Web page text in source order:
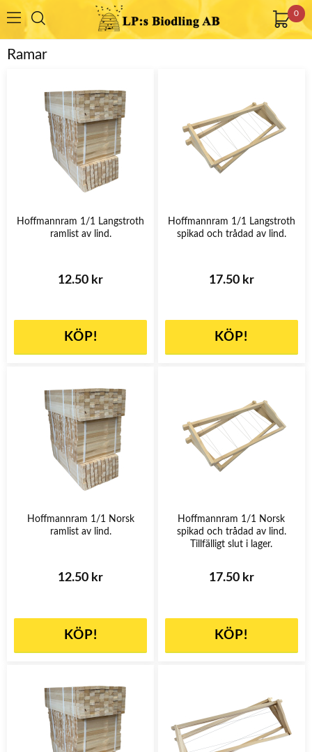
0
Ramar
Hoffmannram 1/1 Langstroth
ramlist av lind.
12.50 kr
KÖP!
Hoffmannram 1/1 Langstroth
spikad och trådad av lind.
17.50 kr
KÖP!
Hoffmannram 1/1 Norsk
ramlist av lind.
12.50 kr
KÖP!
Hoffmannram 1/1 Norsk
spikad och trådad av lind.
Tillfälligt slut i lager.
17.50 kr
KÖP!